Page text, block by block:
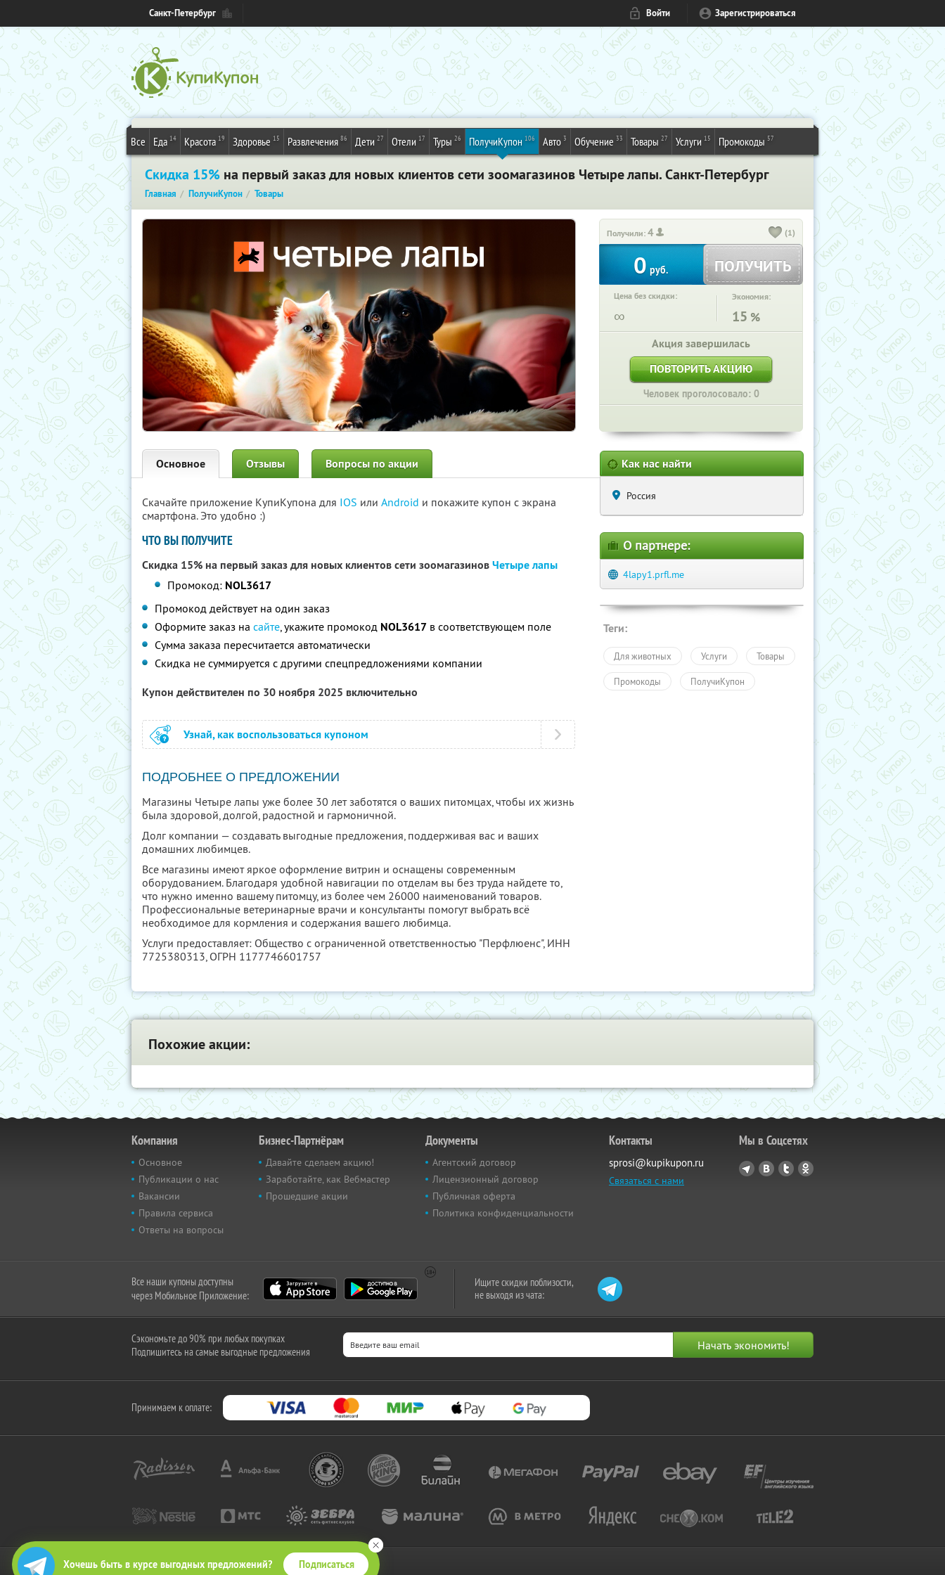
Хочешь быть в курсе выгодных предложений? Подписаться
Санкт-Петербург Войти Зарегистрироваться
Все Еда 14 Красота 19 Здоровье 15 Развлечения 86 Дети 27 Отели 17 Туры 26 ПолучиКупон 106 Авто 3 Обучение 33 Товары 27 Услуги 15 Промокоды 57
Скидка 15% на первый заказ для новых клиентов сети зоомагазинов Четыре лапы. Санкт-Петербург
Главная ПолучиКупон Товары
Получили:4 (1)
0 руб. ПОЛУЧИТЬ
Цена без скидки:
∞
Экономия:
15 %
Акция завершилась
ПОВТОРИТЬ АКЦИЮ
Человек проголосовало: 0
Основное Отзывы Вопросы по акции
Скачайте приложение КупиКупона для IOS или Android и покажите купон с экрана
смартфона. Это удобно :)
ЧТО ВЫ ПОЛУЧИТЕ
Скидка 15% на первый заказ для новых клиентов сети зоомагазиновЧетыре лапы
Промокод: NOL3617
Промокод действует на один заказ
Оформите заказ на сайте, укажите промокод NOL3617 в соответствующем поле
Сумма заказа пересчитается автоматически
Скидка не суммируется с другими спецпредложениями компании
Купон действителен по 30 ноября 2025 включительно
Узнай, как воспользоваться купоном
ПОДРОБНЕЕ О ПРЕДЛОЖЕНИИ
Магазины Четыре лапы уже более 30 лет заботятся о ваших питомцах, чтобы их жизнь
была здоровой, долгой, радостной и гармоничной.
Долг компании — создавать выгодные предложения, поддерживая вас и ваших
домашних любимцев.
Все магазины имеют яркое оформление витрин и оснащены современным
оборудованием. Благодаря удобной навигации по отделам вы без труда найдете то,
что нужно именно вашему питомцу, из более чем 26000 наименований товаров.
Профессиональные ветеринарные врачи и консультанты помогут выбрать всё
необходимое для кормления и содержания вашего любимца.
Услуги предоставляет: Общество с ограниченной ответственностью "Перфлюенс", ИНН
7725380313, ОГРН 1177746601757
Как нас найти
Россия
О партнере:
4lapy1.prfl.me
Теги:
Для животных Услуги Товары
Промокоды ПолучиКупон
Похожие акции:
Компания
Основное
Публикации о нас
Вакансии
Правила сервиса
Ответы на вопросы
Бизнес-Партнёрам
Давайте сделаем акцию!
Заработайте, как Вебмастер
Прошедшие акции
Документы
Агентский договор
Лицензионный договор
Публичная оферта
Политика конфиденциальности
Контакты
sprosi@kupikupon.ru
Связаться с нами
Мы в Соцсетях
Все наши купоны доступны
через Мобильное Приложение:
Ищите скидки поблизости,
не выходя из чата:
Сэкономьте до 90% при любых покупках
Подпишитесь на самые выгодные предложения
Принимаем к оплате:
2010-2026 © КупиКупон. Все права защищены.